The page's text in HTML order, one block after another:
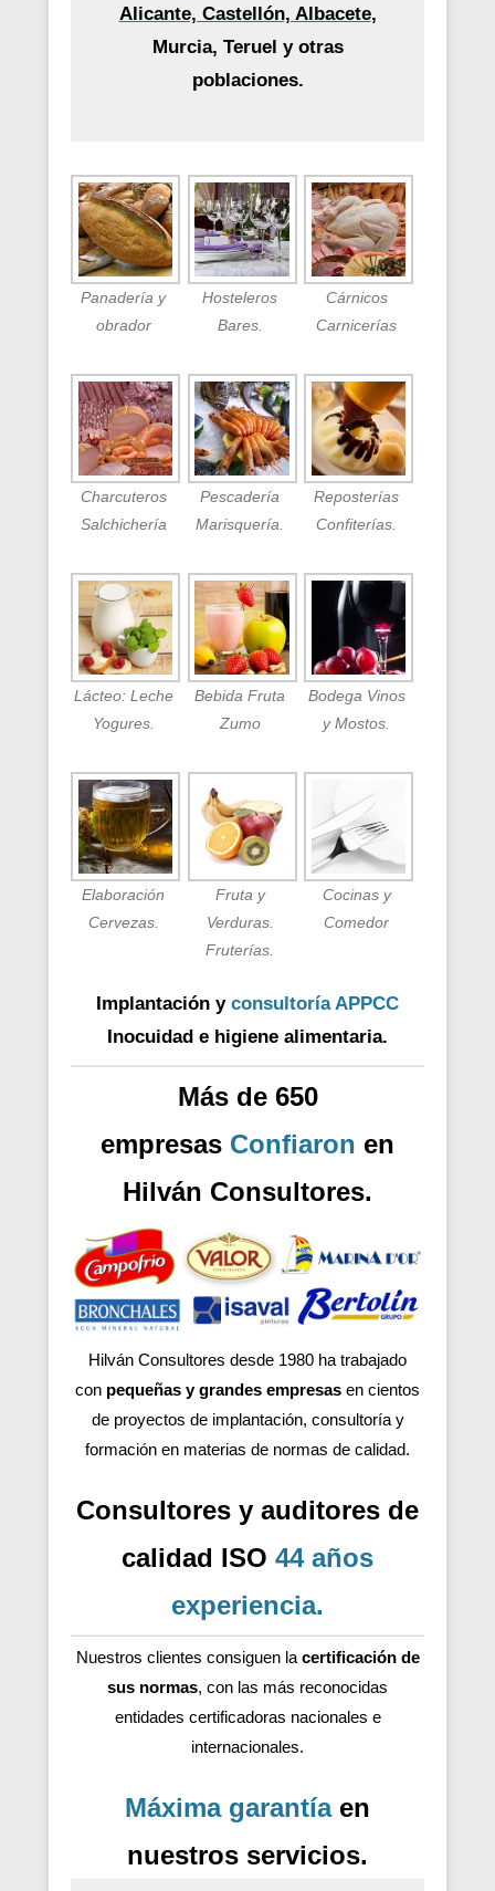
Alicante, Castellón, Albacete,
Murcia, Teruel y otras
poblaciones.
Panadería y
obrador
Hosteleros
Bares.
Cárnicos
Carnicerías
Charcuteros
Salchichería
Pescadería
Marisquería.
Reposterías
Confiterías.
Lácteo: Leche
Yogures.
Bebida Fruta
Zumo
Bodega Vinos
y Mostos.
Elaboración
Cervezas.
Fruta y
Verduras.
Fruterías.
Cocinas y
Comedor
Implantación y consultoría APPCC
Inocuidad e higiene alimentaria.
Más de 650
empresas Confiaron en
Hilván Consultores.
Hilván Consultores desde 1980 ha trabajado
con pequeñas y grandes empresas en cientos
de proyectos de implantación, consultoría y
formación en materias de normas de calidad.
Consultores y auditores de
calidad ISO 44 años
experiencia.
Nuestros clientes consiguen la certificación de
sus normas, con las más reconocidas
entidades certificadoras nacionales e
internacionales.
Máxima garantíaen
nuestros servicios.